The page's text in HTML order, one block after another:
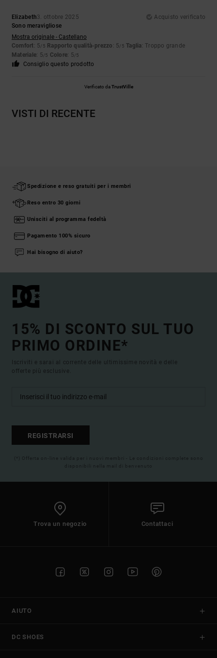
Elizabeth3. ottobre 2025
Acquisto verificato
Sono meravigliose
Mostra originale - Castellano
Comfort: 5/5 Rapporto qualità-prezzo : 5/5 Taglia: Troppo grande
Materiale: 5/5 Colore: 5/5
Consiglio questo prodotto
Verificato daTrustVille
VISTI DI RECENTE
Spedizione e reso gratuiti per i membri
Reso entro 30 giorni
Unisciti al programma fedeltà
Pagamento 100% sicuro
Hai bisogno di aiuto?
15% DI SCONTO SUL TUO
PRIMO ORDINE*
Iscriviti e sarai al corrente delle ultimissime novità e delle
offerte più esclusive.
REGISTRARSI
(*) Offerta on-line valida per i nuovi membri - Le condizioni complete sono
disponibili nella mail di benvenuto
Trova un negozio Contattaci
AIUTO
DC SHOES